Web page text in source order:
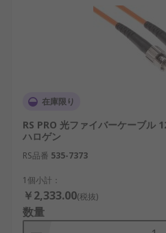
光ファイバは、光が通るコア
ラッドで構成されています。
率の差によって光を内部に閉
が使われ、受信側の光検出
被覆、補強材、外被などが加
り、衝撃、湿気などから伝送路
光ファイバケーブルとLAN
光ファイバケーブルは光信号
離でも信号が減衰しにくく、
在庫限り
RS PRO 光ファイバーケーブル
ハロゲン
RS品番 535-7373
1個小計：
￥2,333.00(税抜)
数量